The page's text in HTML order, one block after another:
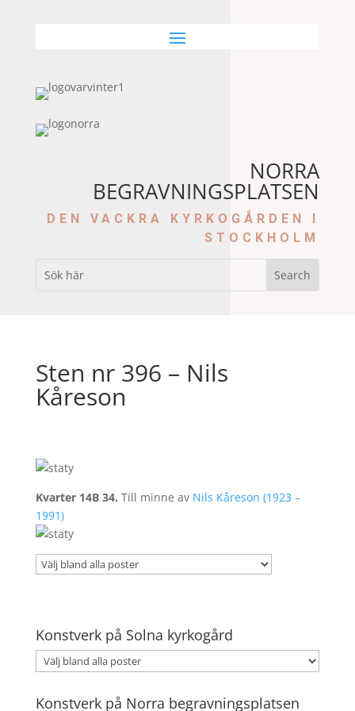
NORRA
BEGRAVNINGSPLATSEN
DEN VACKRA KYRKOGÅRDEN I
STOCKHOLM
Sten nr 396 – Nils
Kåreson
Kvarter 14B 34. Till minne av Nils Kåreson (1923 –
1991)
Konstverk på Solna kyrkogård
Konstverk på Norra begravningsplatsen